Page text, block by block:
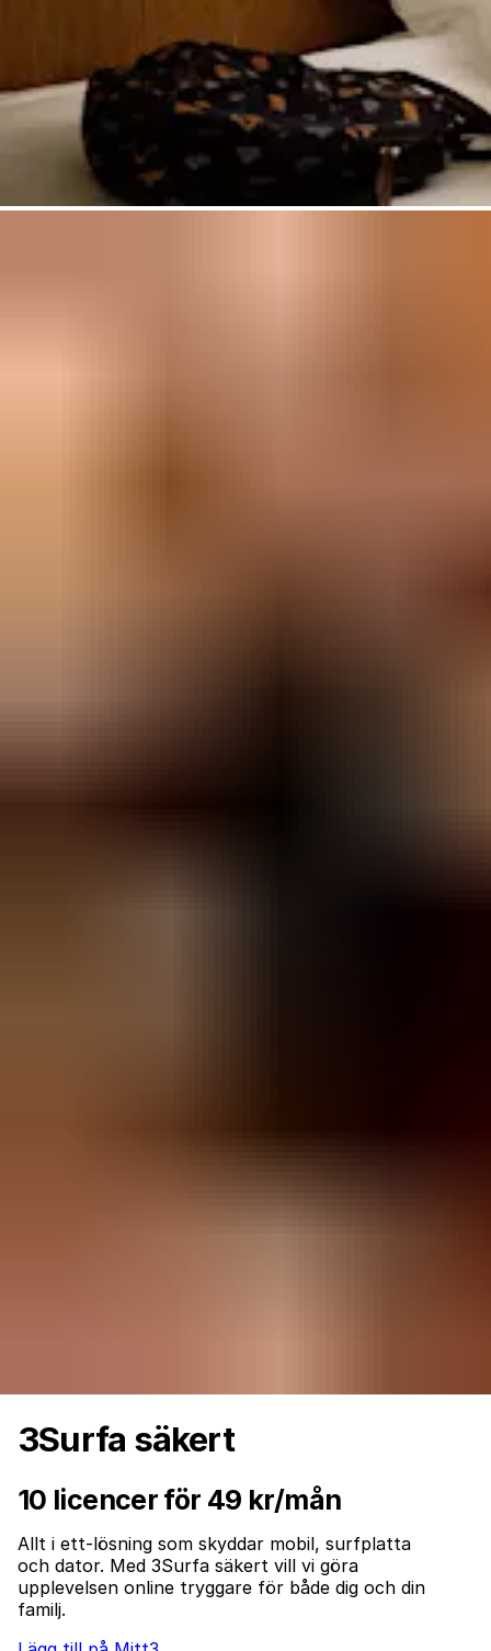
3Surfa säkert
10 licencer för 49 kr/mån
Allt i ett-lösning som skyddar mobil, surfplatta
och dator. Med 3Surfa säkert vill vi göra
upplevelsen online tryggare för både dig och din
familj.